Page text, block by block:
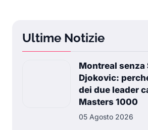
Ultime Notizie
Montreal senza
Djokovic:
dei due leader
Masters 1000
05 Agosto 2026